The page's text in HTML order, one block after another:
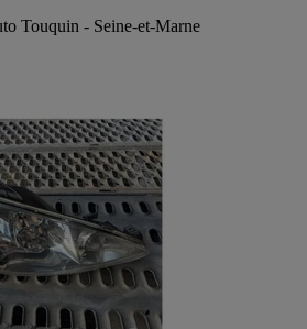
Touquin - Seine-et-Marne